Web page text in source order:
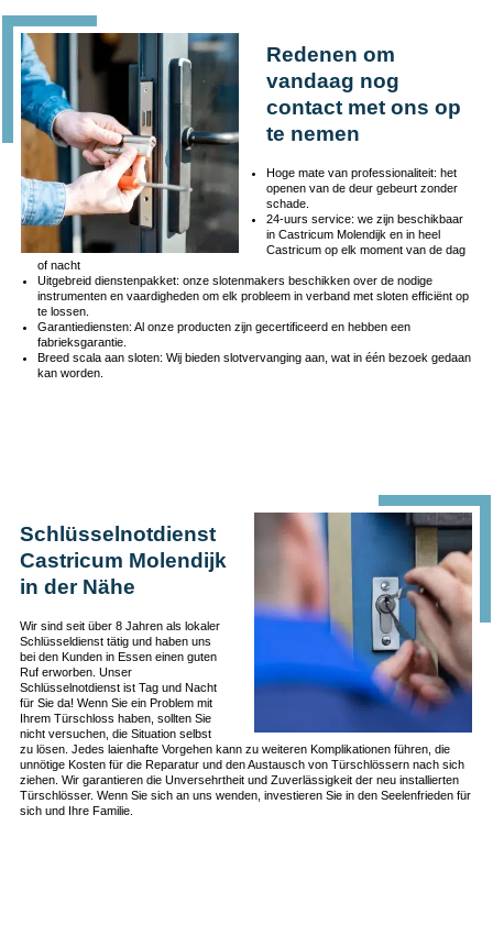
Redenen om
vandaag nog
contact met ons op
te nemen
Hoge mate van professionaliteit: het
openen van de deur gebeurt zonder
schade.
24-uurs service: we zijn beschikbaar
in Castricum Molendijk en in heel
Castricum op elk moment van de dag
of nacht
Uitgebreid dienstenpakket: onze slotenmakers beschikken over de nodige
instrumenten en vaardigheden om elk probleem in verband met sloten efficiënt op
te lossen.
Garantiediensten: Al onze producten zijn gecertificeerd en hebben een
fabrieksgarantie.
Breed scala aan sloten: Wij bieden slotvervanging aan, wat in één bezoek gedaan
kan worden.
Schlüsselnotdienst
Castricum Molendijk
in der Nähe
Wir sind seit über 8 Jahren als lokaler
Schlüsseldienst tätig und haben uns
bei den Kunden in Essen einen guten
Ruf erworben. Unser
Schlüsselnotdienst ist Tag und Nacht
für Sie da! Wenn Sie ein Problem mit
Ihrem Türschloss haben, sollten Sie
nicht versuchen, die Situation selbst
zu lösen. Jedes laienhafte Vorgehen kann zu weiteren Komplikationen führen, die
unnötige Kosten für die Reparatur und den Austausch von Türschlössern nach sich
ziehen. Wir garantieren die Unversehrtheit und Zuverlässigkeit der neu installierten
Türschlösser. Wenn Sie sich an uns wenden, investieren Sie in den Seelenfrieden für
sich und Ihre Familie.